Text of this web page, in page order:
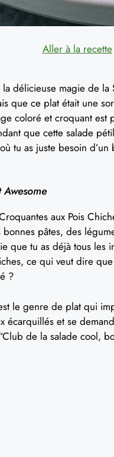
Aller à la recette
délicieuse magie de la
que ce plat était une
coloré et croquant est
que cette salade
tu as juste besoin
Awesome
aux Pois
bonnes pâtes, des
que tu as déjà tous
ce qui veut dire
?
le genre de plat qui
écarquillés et se
de la salade cool,